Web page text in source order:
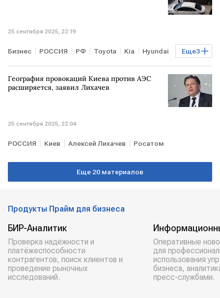
25 сентября 2025, 22:19
Еще3
Бизнес РОССИЯ РФ Toyota Kia Hyundai
Lada Vision 4x4 Toyota Camry Chevrolet
География провокаций Киева против АЭС
расширяется, заявил Лихачев
25 сентября 2025, 22:04
РОССИЯ Киев Алексей Лихачев Росатом
Еще 20 материалов
Продукты Прайм для бизнеса
БИР-Аналитик
Проверка надёжности и
платёжеспособности
контрагентов, поиск клиентов и
проведение рыночных
исследований.
Оперативные
для
использования
бизнеса,
пресс-службами.